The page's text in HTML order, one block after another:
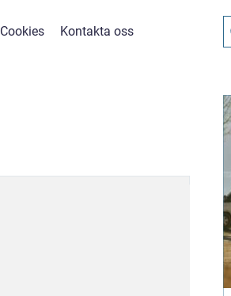
Cookies Kontakta oss